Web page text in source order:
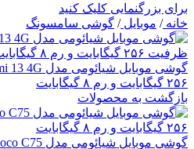
برای بزرگنمایی کلیک کنید
خانه/ موبایل/ گوشی سامسونگ
۲۵۶ گیگابایت و رم ۸ گیگابایت
بازگشت به محصولات